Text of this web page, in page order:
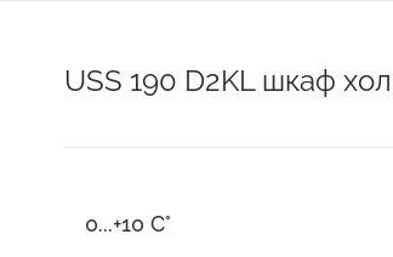
USS 190 D2KL шкаф
0...+10 С°